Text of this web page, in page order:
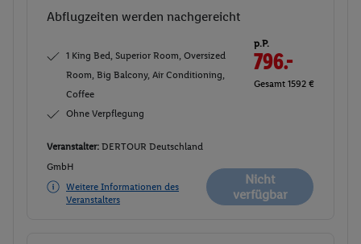
Abflugzeiten werden nachgereicht
1 King Bed, Superior Room, Oversized
Room, Big Balcony, Air Conditioning,
Coffee
Ohne Verpflegung
p.P.
796.-
Gesamt 1592 €
Veranstalter: DERTOUR Deutschland
GmbH
Weitere Informationen des
Veranstalters
Nicht
verfügbar